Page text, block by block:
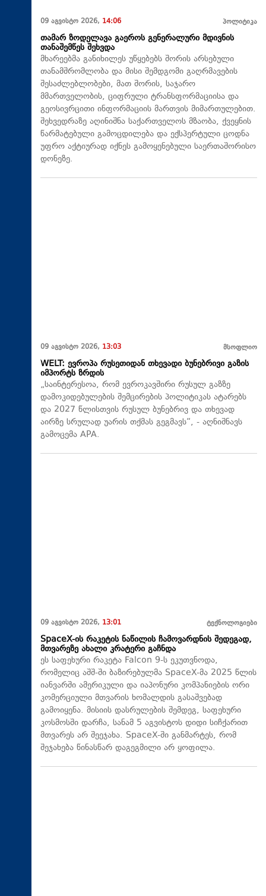
09 აგვისტო 2026, 14:06 პოლიტიკა
თამარ ზოდელავა გაეროს გენერალური მდივნის
თანაშემწეს შეხვდა
მხარეებმა განიხილეს უწყებებს შორის არსებული
თანამშრომლობა და მისი შემდგომი გაღრმავების
შესაძლებლობები, მათ შორის, საჯარო
მმართველობის, ციფრული ტრანსფორმაციისა და
გეოსივრცითი ინფორმაციის მართვის მიმართულებით.
შეხვედრაზე აღინიშნა საქართველოს მზაობა, ქვეყნის
წარმატებული გამოცდილება და ექსპერტული ცოდნა
უფრო აქტიურად იქნეს გამოყენებული საერთაშორისო
დონეზე.
09 აგვისტო 2026, 13:03 მსოფლიო
WELT: ევროპა რუსეთიდან თხევადი ბუნებრივი გაზის
იმპორტს ზრდის
„საინტერესოა, რომ ევროკავშირი რუსულ გაზზე
დამოკიდებულების შემცირების პოლიტიკას ატარებს
და 2027 წლისთვის რუსულ ბუნებრივ და თხევად
აირზე სრულად უარის თქმას გეგმავს“, - აღნიშნავს
გამოცემა APA.
09 აგვისტო 2026, 13:01 ტექნოლოგიები
SpaceX-ის რაკეტის ნაწილის ჩამოვარდნის შედეგად,
მთვარეზე ახალი კრატერი გაჩნდა
ეს საფეხური რაკეტა Falcon 9-ს ეკუთვნოდა,
რომელიც აშშ-ში ბაზირებულმა SpaceX-მა 2025 წლის
იანვარში ამერიკული და იაპონური კომპანიების ორი
კომერციული მთვარის ხომალდის გასაშვებად
გამოიყენა. მისიის დასრულების შემდეგ, საფეხური
კოსმოსში დარჩა, სანამ 5 აგვისტოს დიდი სიჩქარით
მთვარეს არ შეეჯახა.​ SpaceX-ში განმარტეს, რომ
შეჯახება წინასწარ დაგეგმილი არ ყოფილა.